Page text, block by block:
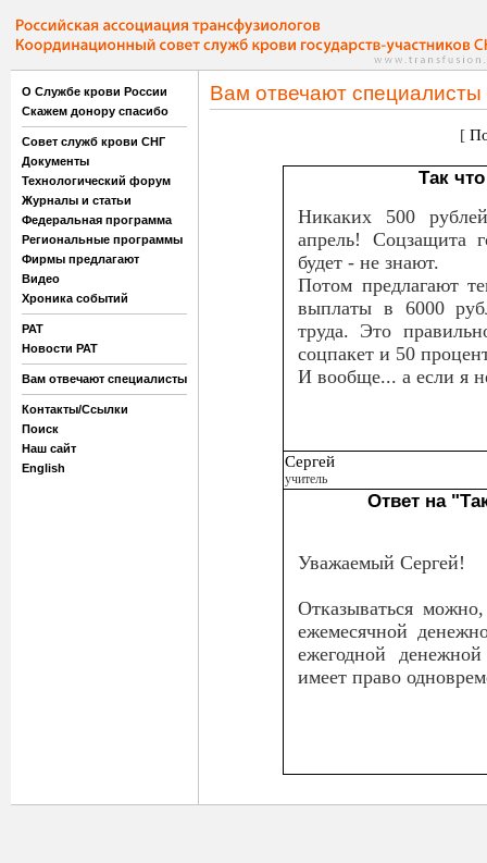
О Службе крови России
Скажем донору спасибо
Совет служб крови СНГ
Документы
Технологический форум
Журналы и статьи
Федеральная программа
Региональные программы
Фирмы предлагают
Видео
Хроника событий
РАТ
Новости РАТ
Вам отвечают специалисты
Контакты/Ссылки
Поиск
Наш сайт
English
Вам отвечают специалисты
[
Так
Никаких 500
апрель! Соцзащита
будет - не знают.
Потом предлагают
выплаты в 6000
труда. Это
соцпакет и 50
И вообще... а если я
Сергей
учитель
Ответ на
Уважаемый Сергей!
Отказываться
ежемесячной
ежегодной
имеет право